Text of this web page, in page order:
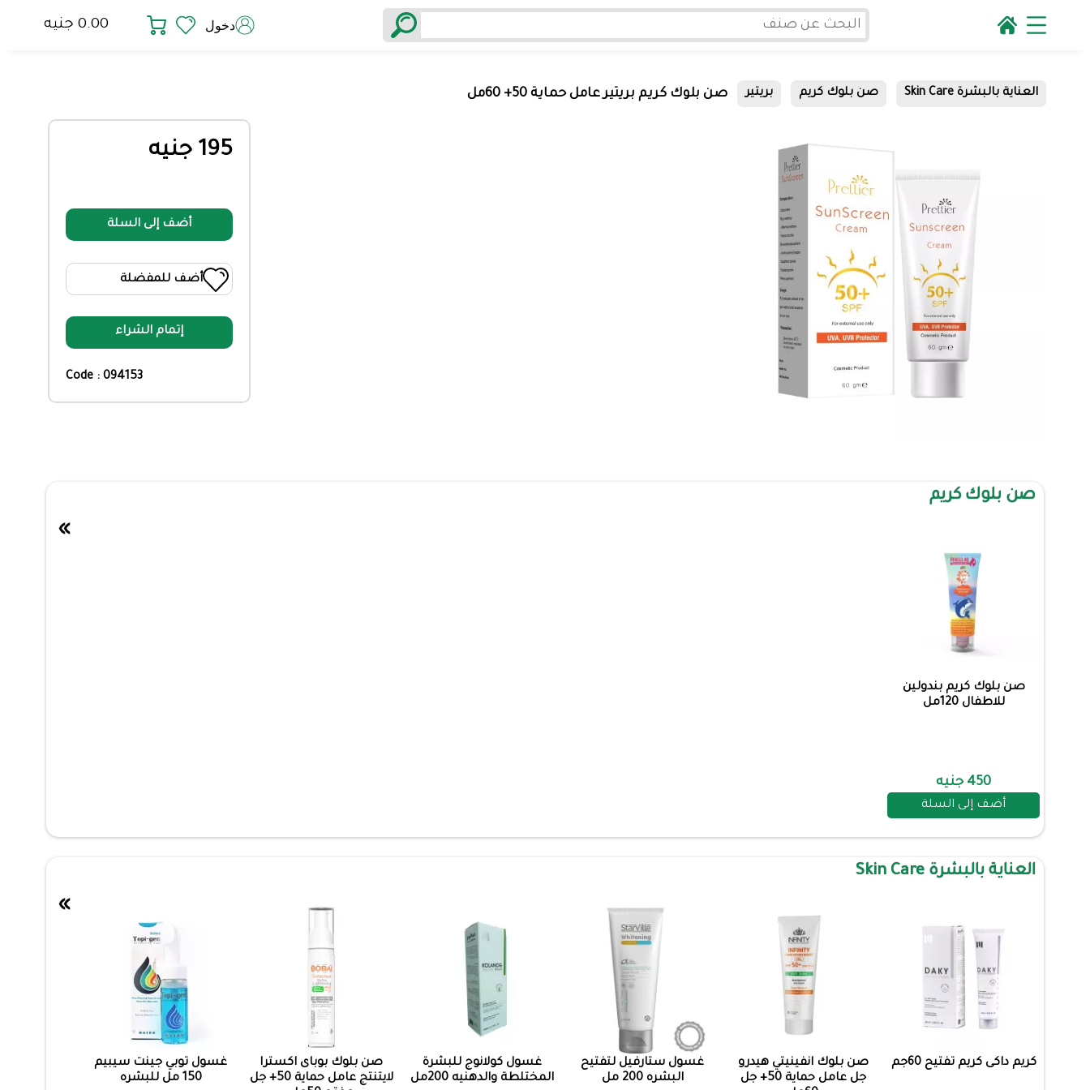
دخول 0.00 جنيه
العناية بالبشرة Skin Care صن بلوك كريم بريتير صن بلوك كريم بريتير عامل حماية 50+ 60مل
195 جنيه
أضف إلى السلة
أضف للمفضلة
إتمام الشراء
Code : 094153
صن بلوك كريم
صن بلوك كريم بندولين
للاطفال 120مل
450 جنيه
أضف إلى السلة
»
العناية بالبشرة Skin Care
كريم داكى كريم تفتيح 60جم
صن بلوك انفينيتي هيدرو
جل عامل حماية 50+ جل
غسول ستارفيل لتفتيح
البشره 200 مل
غسول كولانوج للبشرة
المختلطة والدهنيه 200مل
صن بلوك بوباى اكسترا
لايتنتج عامل حماية 50+ جل
غسول توبي جينت سيبيم
150 مل للبشره
»